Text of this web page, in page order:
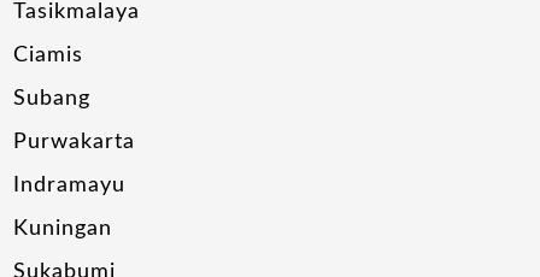
Tasikmalaya
Ciamis
Subang
Purwakarta
Indramayu
Kuningan
Sukabumi